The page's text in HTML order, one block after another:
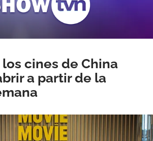
cines de China
a partir de la